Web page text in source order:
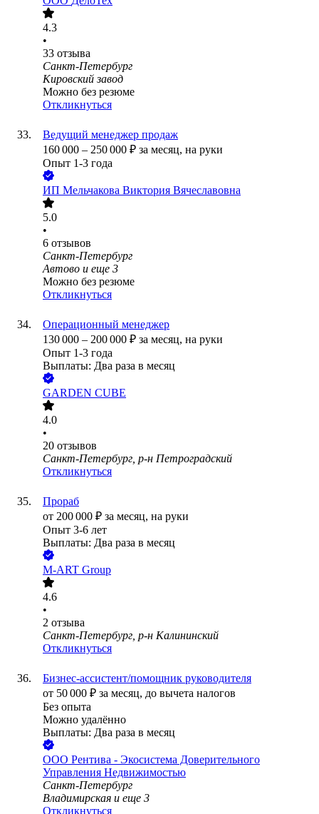
4.3
•
33 отзыва
Санкт-Петербург
Кировский завод
Можно без резюме
Откликнуться
Ведущий менеджер продаж
160 000 – 250 000 ₽ за месяц, на руки
Опыт 1-3 года
ИП Мельчакова Виктория Вячеславовна
5.0
•
6 отзывов
Санкт-Петербург
Автово и еще 3
Можно без резюме
Откликнуться
Операционный менеджер
130 000 – 200 000 ₽ за месяц, на руки
Опыт 1-3 года
Выплаты: Два раза в месяц
GARDEN CUBE
4.0
•
20 отзывов
Санкт-Петербург, р-н Петроградский
Откликнуться
Прораб
от 200 000 ₽ за месяц, на руки
Опыт 3-6 лет
Выплаты: Два раза в месяц
М-АRT Group
4.6
•
2 отзыва
Санкт-Петербург, р-н Калининский
Откликнуться
Бизнес-ассистент/помощник руководителя
от 50 000 ₽ за месяц, до вычета налогов
Без опыта
Можно удалённо
Выплаты: Два раза в месяц
ООО Рентива - Экосистема Доверительного
Управления Недвижимостью
Санкт-Петербург
Владимирская и еще 3
Откликнуться